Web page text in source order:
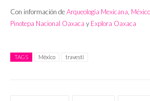
Con información deArqueología Mexicana,
Pinotepa Nacional Oaxaca y Explora Oaxaca
TAGS México travesti